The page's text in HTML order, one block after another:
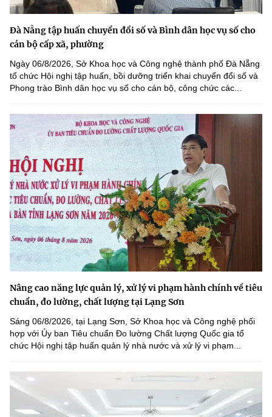
Đà Nẵng tập huấn chuyển đổi số và Bình dân học vụ số cho
cán bộ cấp xã, phường
Ngày 06/8/2026, Sở Khoa học và Công nghệ thành phố Đà Nẵng
tổ chức Hội nghị tập huấn, bồi dưỡng triển khai chuyển đổi số và
Phong trào Bình dân học vụ số cho cán bộ, công chức các...
Nâng cao năng lực quản lý, xử lý vi phạm hành chính về tiêu
chuẩn, đo lường, chất lượng tại Lạng Sơn
Sáng 06/8/2026, tại Lạng Sơn, Sở Khoa học và Công nghệ phối
hợp với Ủy ban Tiêu chuẩn Đo lường Chất lượng Quốc gia tổ
chức Hội nghị tập huấn quản lý nhà nước và xử lý vi phạm...